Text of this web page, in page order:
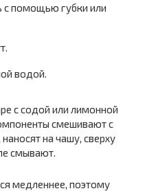
с помощью губки или
водой.
с содой или лимонной
смешивают с
на чашу, сверху
смывают.
медленнее, поэтому